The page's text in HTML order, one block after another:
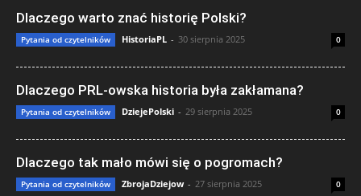
Dlaczego warto znać historię Polski?
Pytania od czytelników HistoriaPL - 30 sierpnia 2025 0
Dlaczego PRL-owska historia była zakłamana?
Pytania od czytelników DziejePolski - 29 sierpnia 2025 0
Dlaczego tak mało mówi się o pogromach?
Pytania od czytelników ZbrojaDziejow - 27 sierpnia 2025 0